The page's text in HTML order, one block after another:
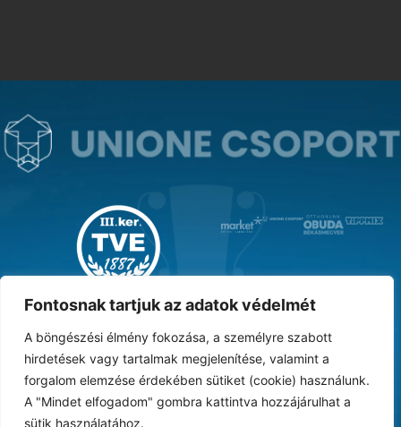
Fontosnak tartjuk az adatok védelmét
A böngészési élmény fokozása, a személyre szabott
hirdetések vagy tartalmak megjelenítése, valamint a
forgalom elemzése érdekében sütiket (cookie) használunk.
A "Mindet elfogadom" gombra kattintva hozzájárulhat a
sütik használatához.
MAGYAR KUPA GYŐZTES ‘31
DOKUMENTUMTÁRARCHÍVUMKARRIERSAJTÓTAOBESZÁMOLÓK